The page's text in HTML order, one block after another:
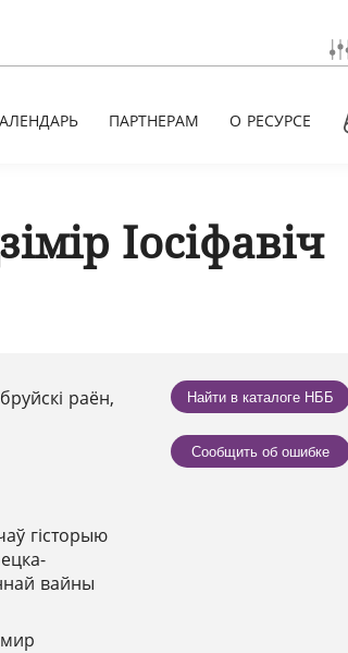
ПАРТНЕРАМ О РЕСУРСЕ
Іосіфавіч
раён,
гісторыю
вайны
Найти в каталоге НББ
Сообщить об ошибке